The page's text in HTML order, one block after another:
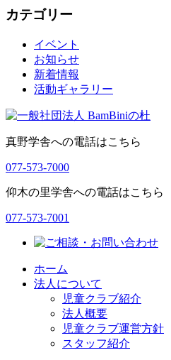
カテゴリー
イベント
お知らせ
新着情報
活動ギャラリー
真野学舎への電話はこちら
077-573-7000
仰木の里学舎への電話はこちら
077-573-7001
ホーム
法人について
児童クラブ紹介
法人概要
児童クラブ運営方針
スタッフ紹介